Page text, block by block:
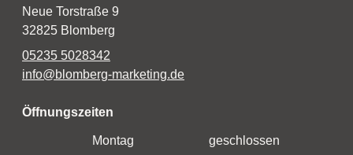
Neue Torstraße 9
32825 Blomberg
05235 5028342
info@blomberg-marketing.de
Öffnungszeiten
geschlossen